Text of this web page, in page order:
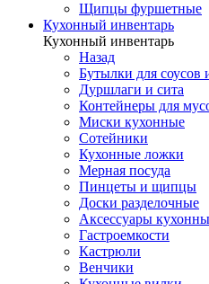
Щипцы фуршетные
Кухонный инвентарь
Кухонный инвентарь
Назад
Бутылки для соусов
Дуршлаги и сита
Контейнеры для
Миски кухонные
Сотейники
Кухонные ложки
Мерная посуда
Пинцеты и щипцы
Доски разделочные
Аксессуары
Гастроемкости
Кастрюли
Венчики